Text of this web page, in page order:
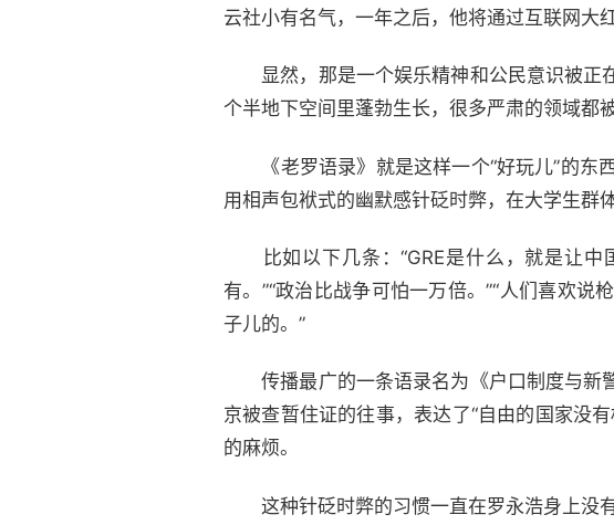
云社小有名气，一年之后，他将通过互联网大
显然，那是一个娱乐精神和公民意识被正
个半地下空间里蓬勃生长，很多严肃的领域都
《老罗语录》就是这样一个“好玩儿”的东
用相声包袱式的幽默感针砭时弊，在大学生群
比如以下几条：“GRE是什么，就是让中
有。”“政治比战争可怕一万倍。”“人们喜欢
子儿的。”
传播最广的一条语录名为《户口制度与新
京被查暂住证的往事，表达了“自由的国家没
的麻烦。
这种针砭时弊的习惯一直在罗永浩身上没有